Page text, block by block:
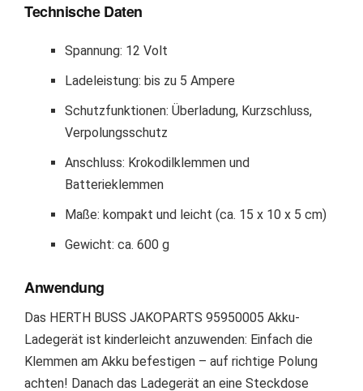
Technische Daten
Spannung: 12 Volt
Ladeleistung: bis zu 5 Ampere
Schutzfunktionen: Überladung, Kurzschluss,
Verpolungsschutz
Anschluss: Krokodilklemmen und
Batterieklemmen
Maße: kompakt und leicht (ca. 15 x 10 x 5 cm)
Gewicht: ca. 600 g
Anwendung
Das HERTH BUSS JAKOPARTS 95950005 Akku-
Ladegerät ist kinderleicht anzuwenden: Einfach die
Klemmen am Akku befestigen – auf richtige Polung
achten! Danach das Ladegerät an eine Steckdose